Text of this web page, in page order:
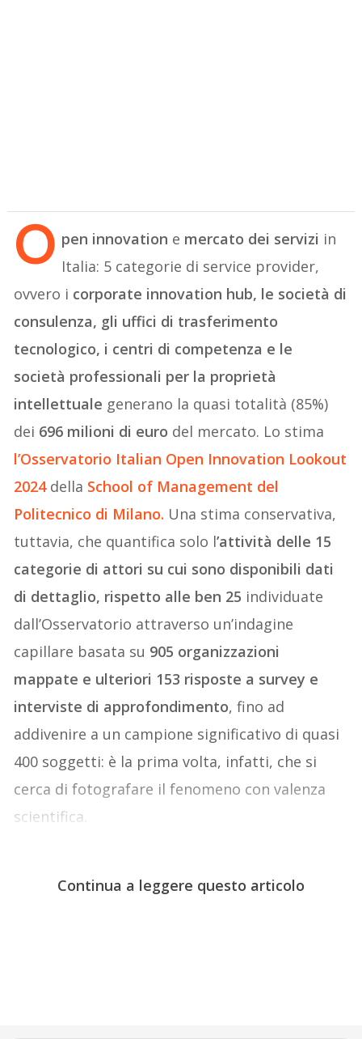
O pen innovation e mercato dei servizi in
Italia: 5 categorie di service provider,
ovvero i corporate innovation hub, le società di
consulenza, gli uffici di trasferimento
tecnologico, i centri di competenza e le
società professionali per la proprietà
intellettuale generano la quasi totalità (85%)
dei 696 milioni di euro del mercato. Lo stima
l’Osservatorio Italian Open Innovation Lookout
2024della School of Management del
Politecnico di Milano. Una stima conservativa,
tuttavia, che quantifica solo l’attività delle 15
categorie di attori su cui sono disponibili dati
di dettaglio, rispetto alle ben 25 individuate
dall’Osservatorio attraverso un’indagine
capillare basata su 905 organizzazioni
mappate e ulteriori 153 risposte a survey e
interviste di approfondimento, fino ad
addivenire a un campione significativo di quasi
400 soggetti: è la prima volta, infatti, che si
cerca di fotografare il fenomeno con valenza
scientifica.
Continua a leggere questo articolo